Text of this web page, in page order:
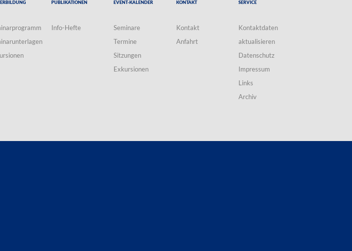
Info-Hefte
Seminare
Termine
Sitzungen
Exkursionen
Kontakt
Anfahrt
Kontaktdaten
aktualisieren
Datenschutz
Impressum
Links
Archiv